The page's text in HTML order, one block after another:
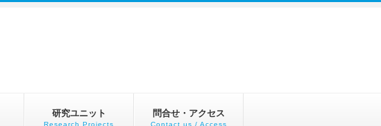
研究ユニット
Research Projects
問合せ・アクセス
Contact us / Access